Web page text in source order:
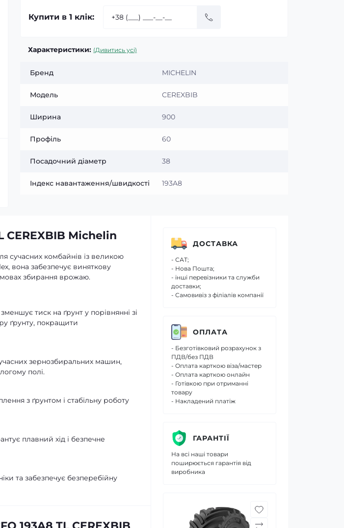
Купити в 1 клік:
Характеристики: (Дивитись усі)
Бренд MICHELIN
Модель CEREXBIB
Ширина 900
Профіль 60
Посадочний діаметр 38
Індекс навантаження/швидкості 193A8
CEREXBIB Michelin
сучасних комбайнів із великою
вона забезпечує виняткову
збирання врожаю.
тиск на ґрунт у порівнянні зі
ґрунту, покращити
зернозбиральних машин,
полі.
з ґрунтом і стабільну роботу
плавний хід і безпечне
та забезпечує безперебійну
ДОСТАВКА
- САТ;
- Нова Пошта;
- інші перевізники та служби
доставки;
- Самовивіз з філіалів компанії
ОПЛАТА
- Безготівковий розрахунок з
ПДВ/без ПДВ
- Оплата карткою віза/мастер
- Оплата карткою онлайн
- Готівкою при отриманні
товару
- Накладений платіж
ГАРАНТІЇ
На всі наші товари
поширюється гарантія від
виробника